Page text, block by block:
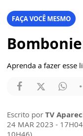
FAÇA VOCÊ MESMO
Aprenda a fazer esse
Escrito por TV
24 MAR 2023 -
10H46)